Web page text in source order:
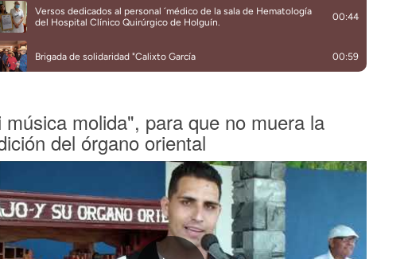
música molida", para que no muera la
del órgano oriental